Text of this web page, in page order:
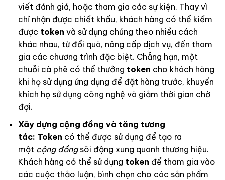
viết đánh giá, hoặc tham gia các sự kiện. Thay vì
chỉ nhận được chiết khấu, khách hàng có thể kiếm
được token và sử dụng chúng theo nhiều cách
khác nhau, từ đổi quà, nâng cấp dịch vụ, đến tham
gia các chương trình đặc biệt. Chẳng hạn, một
chuỗi cà phê có thể thưởng token cho khách hàng
khi họ sử dụng ứng dụng để đặt hàng trước, khuyến
khích họ sử dụng công nghệ và giảm thời gian chờ
đợi.
Xây dựng cộng đồng và tăng tương
tác: Token có thể được sử dụng để tạo ra
một cộng đồngsôi động xung quanh thương hiệu.
Khách hàng có thể sử dụng token để tham gia vào
các cuộc thảo luận, bình chọn cho các sản phẩm